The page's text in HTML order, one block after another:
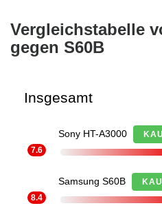
Vergleichstabelle
gegen S60B
Insgesamt
Sony HT-A3000
7.6
Samsung S60B
8.4